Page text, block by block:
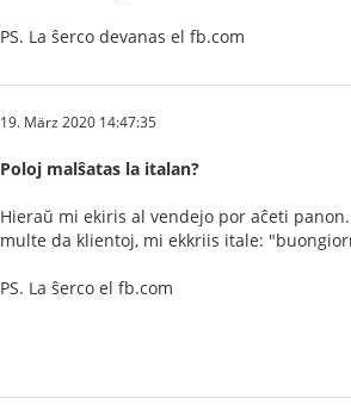
PS. La ŝerco devanas el fb.com
19. März 2020 14:47:35
Poloj malŝatas la italan?
Hieraŭ mi ekiris al vendejo por aĉeti
multe da klientoj, mi ekkriis itale:
PS. La ŝerco el fb.com